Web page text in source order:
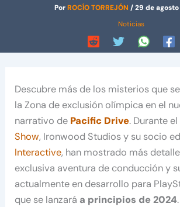
PorROCÍO TORREJÓN /29 de
Noticias
Descubre más de los misterios que
la Zona de exclusión olímpica en el
narrativo de Pacific Drive. Durante el
Show, Ironwood Studios y su socio
Interactive, han mostrado más
exclusiva aventura de conducción y
actualmente en desarrollo para
que se lanzará a principios de 2024.